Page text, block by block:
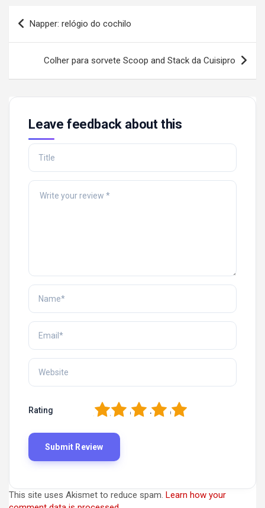
Post
navigation
Napper: relógio do cochilo
Colher para sorvete Scoop and Stack da Cuisipro
Leave feedback about this
Rating 5
4
3
2
This site uses Akismet to reduce spam. Learn how your